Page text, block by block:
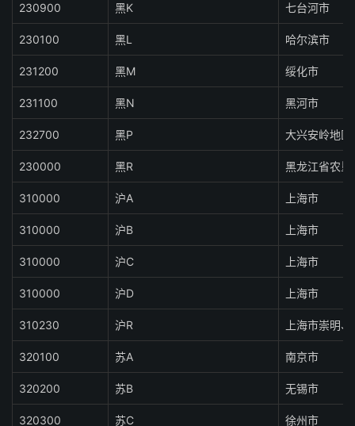
230900 黑K 七台河市
230100 黑L 哈尔滨市
231200 黑M 绥化市
231100 黑N 黑河市
232700 黑P 大兴安岭地区
230000 黑R 黑龙江省农垦
310000 沪A 上海市
310000 沪B 上海市
310000 沪C 上海市
310000 沪D 上海市
310230 沪R 上海市崇明
320100 苏A 南京市
320200 苏B 无锡市
320300 苏C 徐州市